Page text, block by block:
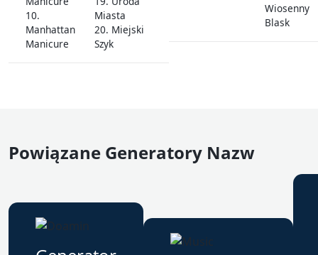
10.
Manhattan
Manicure
Miasta
20. Miejski
Szyk
Wiosenny
Blask
Powiązane Generatory Nazw